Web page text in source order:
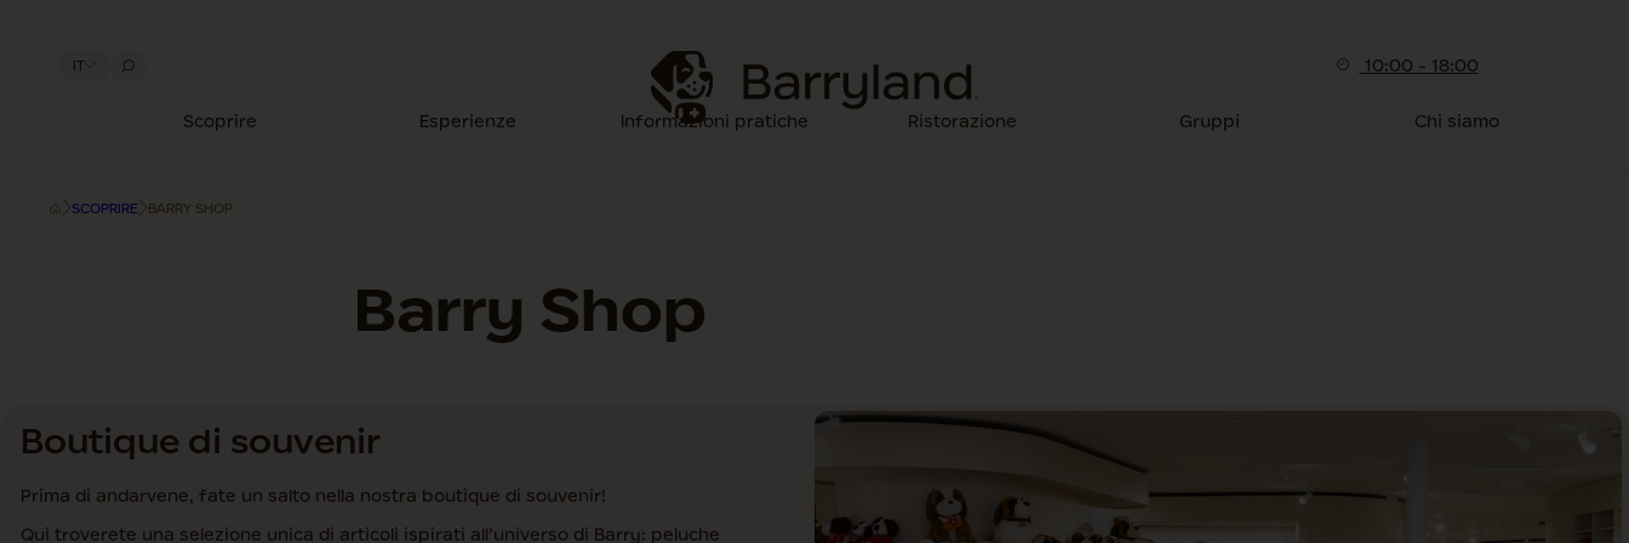
IT 10:00 - 18:00
Scoprire Esperienze Informazioni pratiche Ristorazione Gruppi Chi siamo
SCOPRIRE BARRY SHOP
Barry Shop
Boutique di souvenir
Prima di andarvene, fate un salto nella nostra boutique di souvenir!
Qui troverete una selezione unica di articoli ispirati all’universo di Barry: peluche